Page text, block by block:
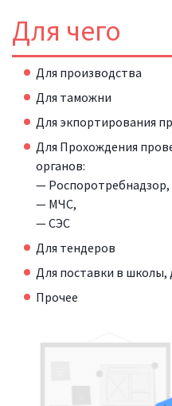
Для чего
Для производства
Для таможни
Для экпортирования
Для Прохождения
органов:
— Роспоротребнадзор,
— МЧС,
— СЭС
Для тендеров
Для поставки в школы,
Прочее